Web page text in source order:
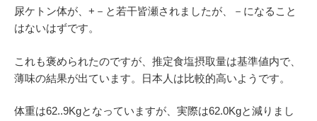
尿ケトン体が、+－と若干皆瀬されましたが、－になること
はないはずです。
これも褒められたのですが、推定食塩摂取量は基準値内で、
薄味の結果が出ています。日本人は比較的高いようです。
体重は62..9Kgとなっていますが、実際は62.0Kgと減りまし